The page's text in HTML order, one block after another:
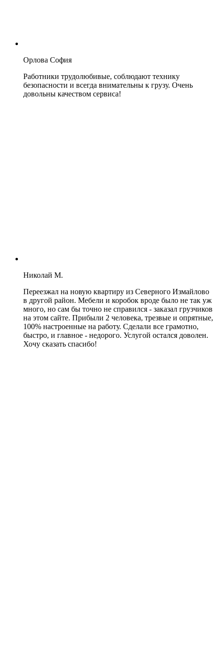
Орлова София
Работники трудолюбивые, соблюдают технику
безопасности и всегда внимательны к грузу. Очень
довольны качеством сервиса!
Николай М.
Переезжал на новую квартиру из Северного Измайлово
в другой район. Мебели и коробок вроде было не так уж
много, но сам бы точно не справился - заказал грузчиков
на этом сайте. Прибыли 2 человека, трезвые и опрятные,
100% настроенные на работу. Сделали все грамотно,
быстро, и главное - недорого. Услугой остался доволен.
Хочу сказать спасибо!